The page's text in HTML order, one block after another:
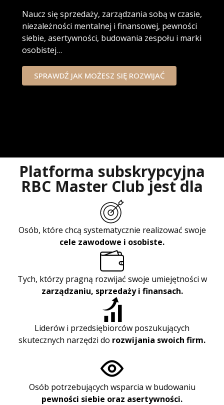
Naucz się sprzedaży, zarządzania sobą w czasie,
niezależności mentalnej i finansowej, pewności
siebie, asertywności, budowania zespołu i marki
osobistej…
SPRAWDŹ JAK MOŻESZ SIĘ ROZWIJAĆ
Platforma subskrypcyjna
RBC Master Club jest dla
Osób, które chcą systematycznie realizować swoje
cele zawodowe i osobiste.
Tych, którzy pragną rozwijać swoje umiejętności w
zarządzaniu, sprzedaży i finansach.
Liderów i przedsiębiorców poszukujących
skutecznych narzędzi do rozwijania swoich firm.
Osób potrzebujących wsparcia w budowaniu
pewności siebie oraz asertywności.